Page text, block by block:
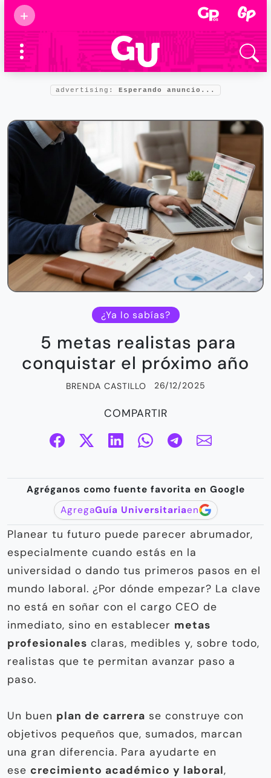
+
Supermamás
2025
Marcas de
confianza
Foro salud
advertising: Esperando anuncio...
¿Ya lo sabías?
5 metas realistas para
conquistar el próximo año
BRENDA CASTILLO 26/12/2025
COMPARTIR
Agréganos como fuente favorita en Google
AgregaGuía Universitariaen
Planear tu futuro puede parecer abrumador,
especialmente cuando estás en la
universidad o dando tus primeros pasos en el
mundo laboral. ¿Por dónde empezar? La clave
no está en soñar con el cargo CEO de
inmediato, sino en establecer metas
profesionales claras, medibles y, sobre todo,
realistas que te permitan avanzar paso a
paso.
Un buen plan de carrera se construye con
objetivos pequeños que, sumados, marcan
una gran diferencia. Para ayudarte en
ese crecimiento académico y laboral,